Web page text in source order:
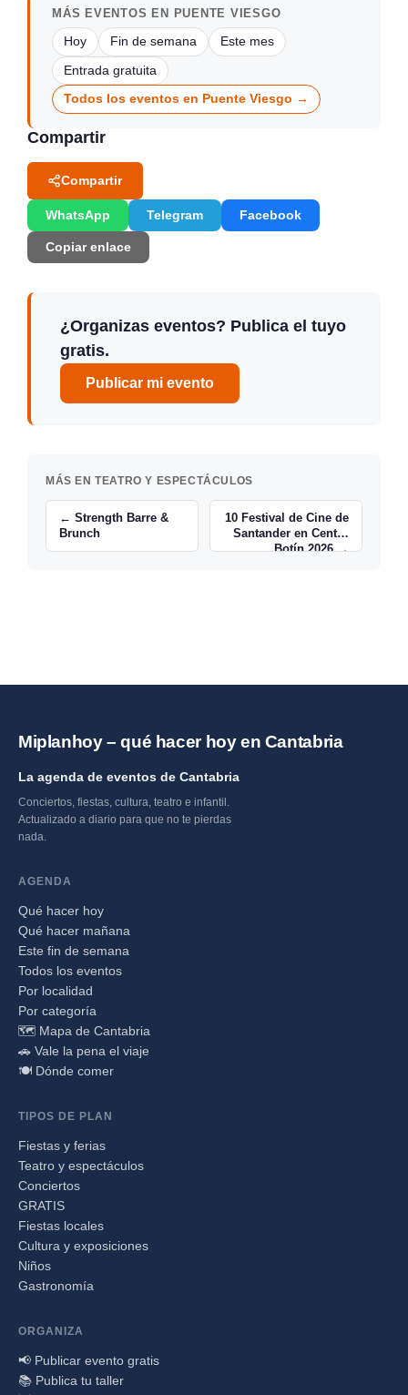
MÁS EVENTOS EN PUENTE VIESGO
Hoy Fin de semana Este mes
Entrada gratuita
Todos los eventos en Puente Viesgo →
Compartir
Compartir
WhatsApp Telegram Facebook
Copiar enlace
¿Organizas eventos? Publica el tuyo
gratis.
Publicar mi evento
MÁS EN TEATRO Y ESPECTÁCULOS
← Strength Barre &
Brunch
10 Festival de Cine de
Santander en Centro
Botín 2026 →
Miplanhoy – qué hacer hoy en Cantabria
La agenda de eventos de Cantabria
Conciertos, fiestas, cultura, teatro e infantil.
Actualizado a diario para que no te pierdas
nada.
AGENDA
Qué hacer hoy
Qué hacer mañana
Este fin de semana
Todos los eventos
Por localidad
Por categoría
🗺️ Mapa de Cantabria
🚗 Vale la pena el viaje
🍽️ Dónde comer
TIPOS DE PLAN
Fiestas y ferias
Teatro y espectáculos
Conciertos
GRATIS
Fiestas locales
Cultura y exposiciones
Niños
Gastronomía
ORGANIZA
📢 Publicar evento gratis
📚 Publica tu taller